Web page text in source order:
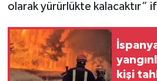
olarak yürürlükte kalacaktır”
kişi